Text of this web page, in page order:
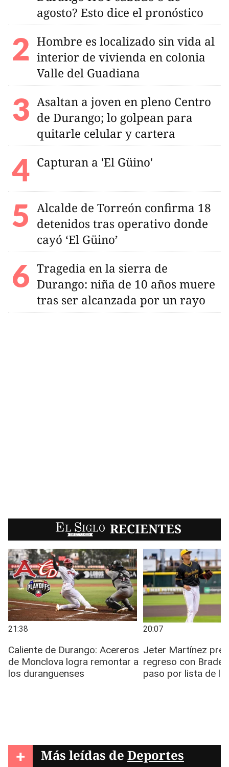
agosto? Esto dice el pronóstico
Hombre es localizado sin vida al
interior de vivienda en colonia
Valle del Guadiana
Asaltan a joven en pleno Centro
de Durango; lo golpean para
quitarle celular y cartera
Capturan a 'El Güino'
Alcalde de Torreón confirma 18
detenidos tras operativo donde
cayó ‘El Güino’
Tragedia en la sierra de
Durango: niña de 10 años muere
tras ser alcanzada por un rayo
EL SIGLO RECIENTES
+ Más leídas de Deportes